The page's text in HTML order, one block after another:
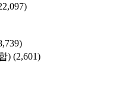
) (2,601)